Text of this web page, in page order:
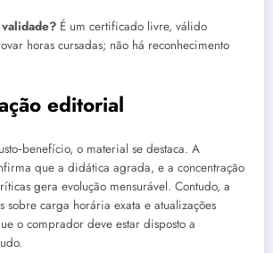
É um certificado livre, válido
horas cursadas; não há reconhecimento
editorial
o material se destaca. A
que a didática agrada, e a concentração
gera evolução mensurável. Contudo, a
sobre carga horária exata e atualizações
o comprador deve estar disposto a